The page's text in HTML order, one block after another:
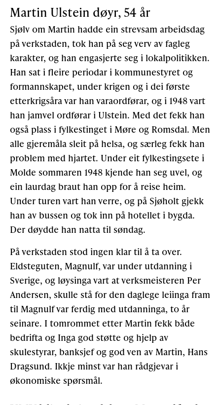
Martin Ulstein døyr, 54 år
Sjølv om Martin hadde ein strevsam arbeidsdag
på verkstaden, tok han på seg verv av fagleg
karakter, og han engasjerte seg i lokalpolitikken.
Han sat i fleire periodar i kommunestyret og
formannskapet, under krigen og i dei første
etterkrigsåra var han varaordførar, og i 1948 vart
han jamvel ordførar i Ulstein. Med det fekk han
også plass i fylkestinget i Møre og Romsdal. Men
alle gjeremåla sleit på helsa, og særleg fekk han
problem med hjartet. Under eit fylkestingsete i
Molde sommaren 1948 kjende han seg uvel, og
ein laurdag braut han opp for å reise heim.
Under turen vart han verre, og på Sjøholt gjekk
han av bussen og tok inn på hotellet i bygda.
Der døydde han natta til søndag.
På verkstaden stod ingen klar til å ta over.
Eldsteguten, Magnulf, var under utdanning i
Sverige, og løysinga vart at verksmeisteren Per
Andersen, skulle stå for den daglege leiinga fram
til Magnulf var ferdig med utdanninga, to år
seinare. I tomrommet etter Martin fekk både
bedrifta og Inga god støtte og hjelp av
skulestyrar, banksjef og god ven av Martin, Hans
Dragsund. Ikkje minst var han rådgjevar i
økonomiske spørsmål.